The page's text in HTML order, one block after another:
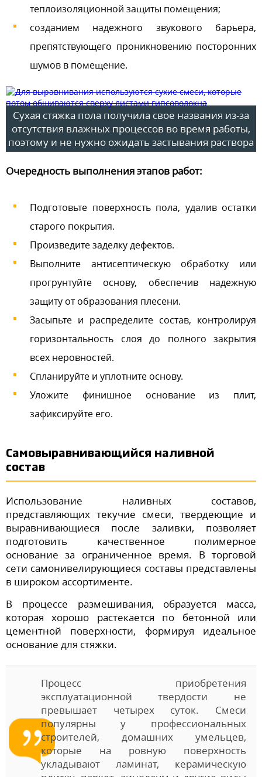
теплоизоляционной защиты помещения;
созданием надежного звукового барьера,
препятствующего проникновению посторонних
шумов в помещение.
Сухая стяжка пола получила свое названия из-за
отсутствия влажных процессов во время работы,
поэтому и не нужно ожидать застывания раствора
Очередность выполнения этапов работ:
Подготовьте поверхность пола, удалив остатки
старого покрытия.
Произведите заделку дефектов.
Выполните антисептическую обработку или
прогрунтуйте основу, обеспечив надежную
защиту от образования плесени.
Засыпьте и распределите состав, контролируя
горизонтальность слоя до полного закрытия
всех неровностей.
Спланируйте и уплотните основу.
Уложите финишное основание из плит,
зафиксируйте его.
Самовыравнивающийся наливной
состав
Использование наливных составов,
представляющих текучие смеси, твердеющие и
выравнивающиеся после заливки, позволяет
подготовить качественное полимерное
основание за ограниченное время. В торговой
сети самонивелирующиеся составы представлены
в широком ассортименте.
В процессе размешивания, образуется масса,
которая хорошо растекается по бетонной или
цементной поверхности, формируя идеальное
основание для стяжки.
Процесс приобретения
эксплуатационной твердости не
превышает четырех суток. Смеси
популярны у профессиональных
строителей, домашних умельцев,
которые на ровную поверхность
укладывают ламинат, керамическую